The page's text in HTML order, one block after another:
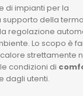
di impianti per la
della
regolazione
Lo scopo è
strettamente
condizioni di
dagli utenti.